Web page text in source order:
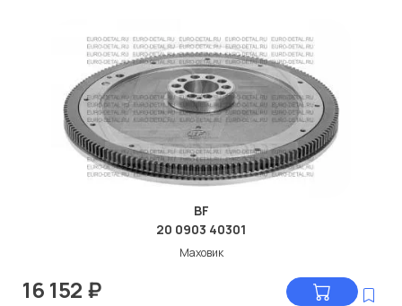
BF
20 0903 40301
Маховик
16 152 ₽